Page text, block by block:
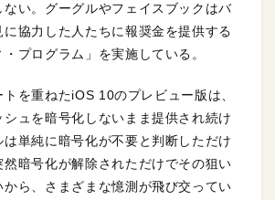
ない。グーグルやフェイスブックはバ
に協力した人たちに報奨金を提供する
・プログラム」を実施している。
を重ねたiOS 10のプレビュー版は、
シュを暗号化しないまま提供され続け
は単純に暗号化が不要と判断しただけ
暗号化が解除されただけでその狙い
ら、さまざまな憶測が飛び交ってい